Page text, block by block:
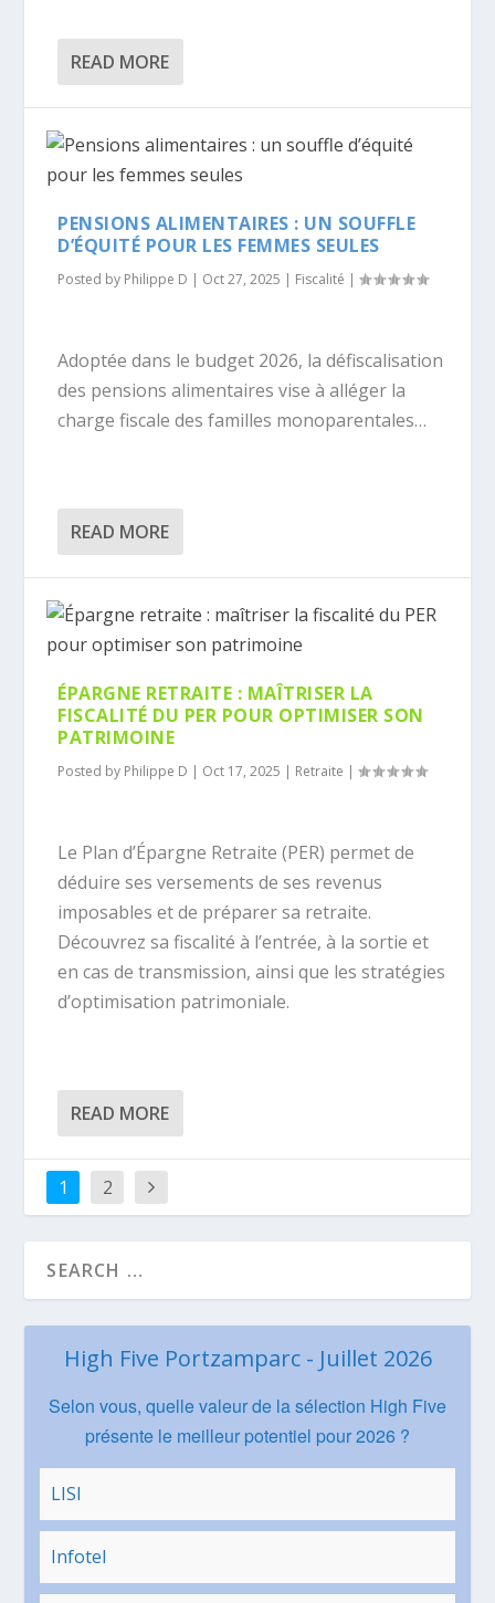
READ MORE
PENSIONS ALIMENTAIRES : UN SOUFFLE
D’ÉQUITÉ POUR LES FEMMES SEULES
Posted by Philippe D | Oct 27, 2025 | Fiscalité |
Adoptée dans le budget 2026, la défiscalisation
des pensions alimentaires vise à alléger la
charge fiscale des familles monoparentales…
READ MORE
ÉPARGNE RETRAITE : MAÎTRISER LA
FISCALITÉ DU PER POUR OPTIMISER SON
PATRIMOINE
Posted by Philippe D | Oct 17, 2025 | Retraite |
Le Plan d’Épargne Retraite (PER) permet de
déduire ses versements de ses revenus
imposables et de préparer sa retraite.
Découvrez sa fiscalité à l’entrée, à la sortie et
en cas de transmission, ainsi que les stratégies
d’optimisation patrimoniale.
READ MORE
1 2
High Five Portzamparc - Juillet 2026
Selon vous, quelle valeur de la sélection High Five
présente le meilleur potentiel pour 2026 ?
LISI
Infotel